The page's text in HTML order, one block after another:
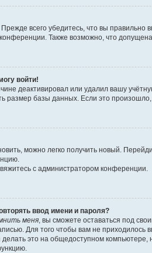
всего убедитесь, что вы
Также возможно, что
войти!
деактивировал или удалил вашу
базы данных. Если это произошло,
можно легко получить новый.
с администратором конференции.
ввод имени и пароля?
меня , вы сможете оставаться под
Для того чтобы вам не
это на общедоступном компьютере,